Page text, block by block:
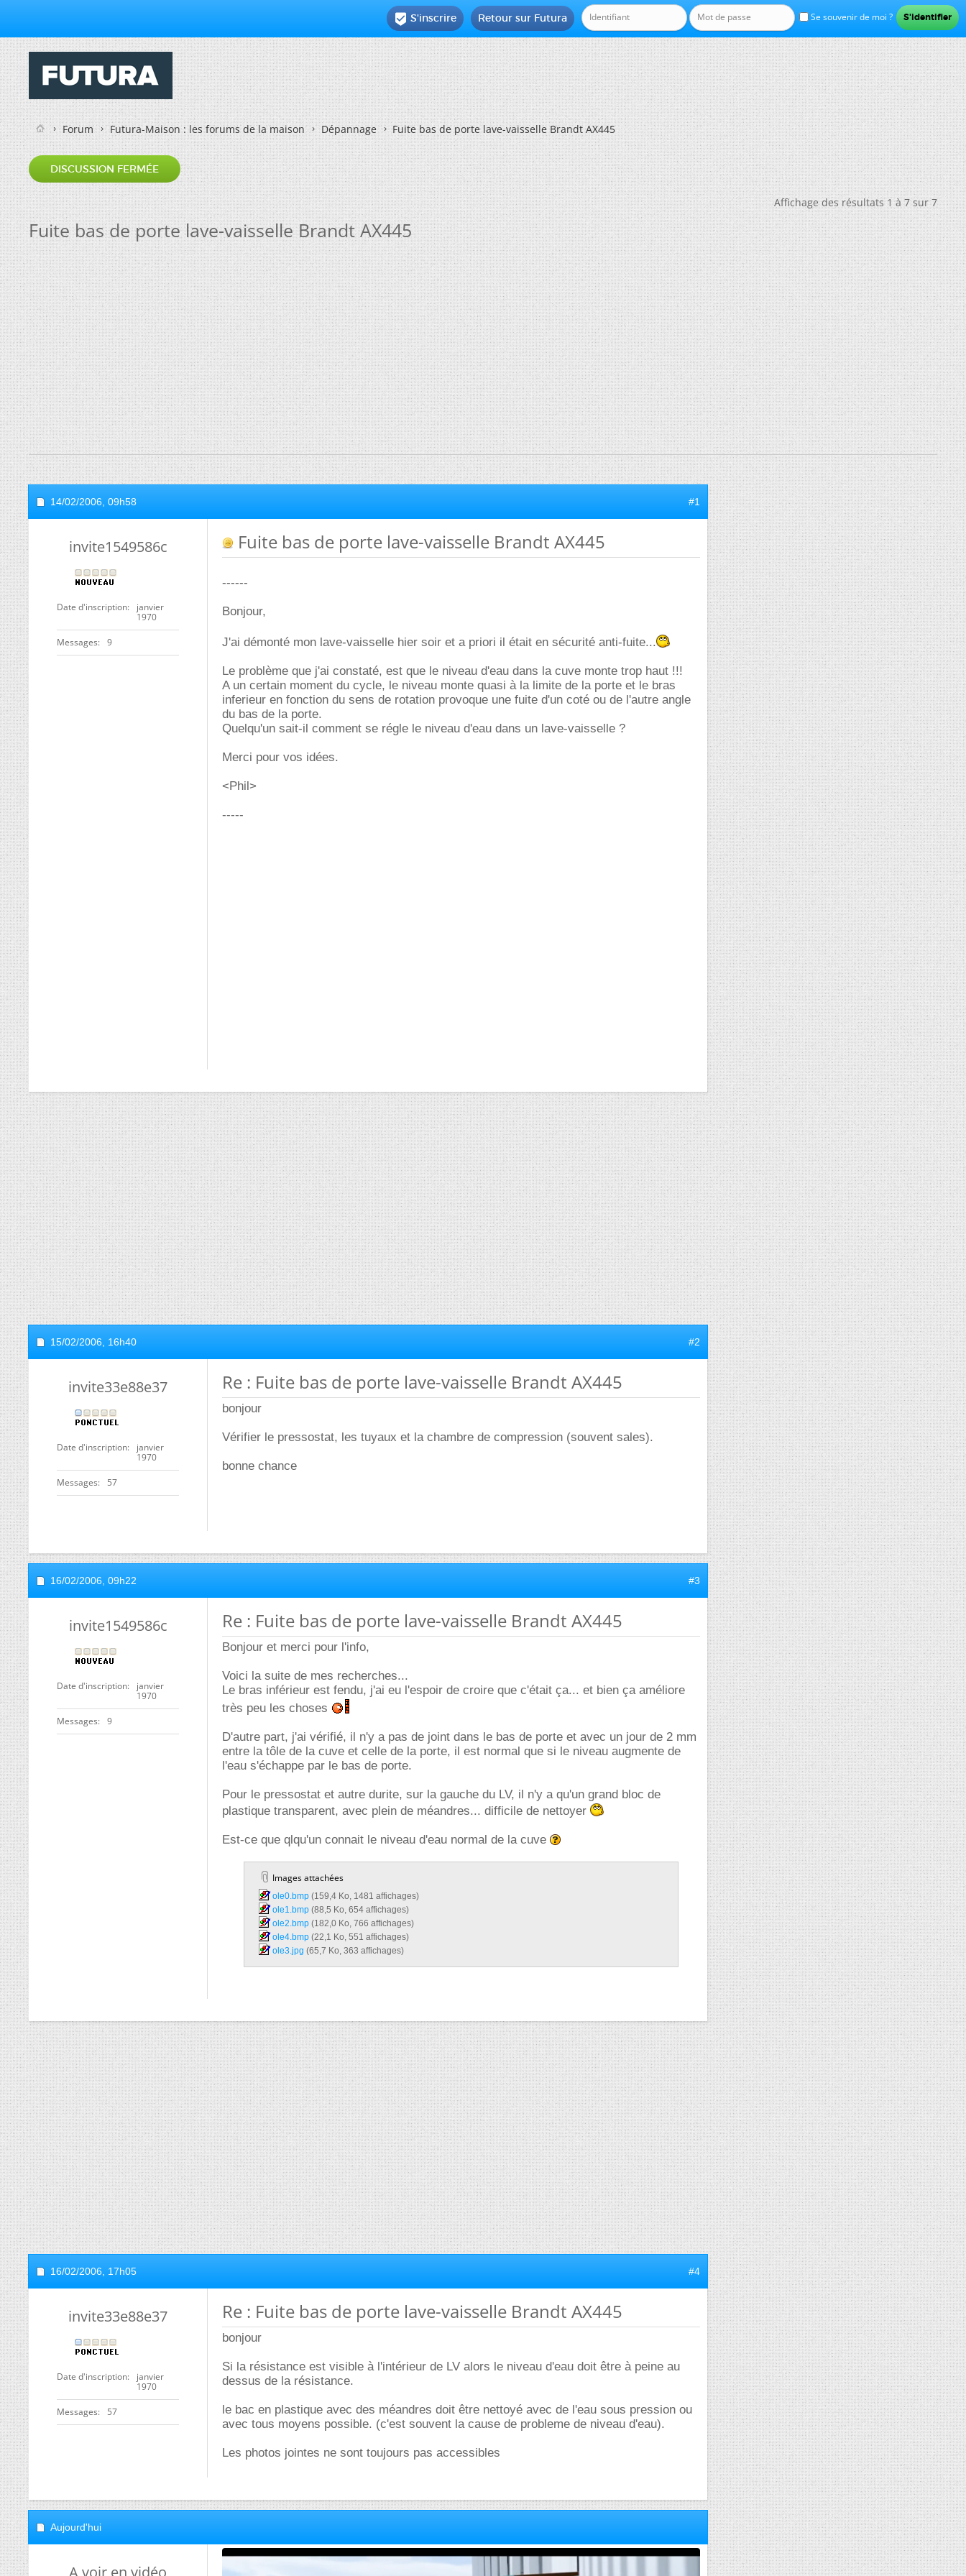
Se souvenir de moi ?
Retour sur Futura
 S'inscrire
Forum Futura-Maison : les forums de la maison Dépannage Fuite bas de porte lave-vaisselle Brandt AX445
DISCUSSION FERMÉE
Affichage des résultats 1 à 7 sur 7
Fuite bas de porte lave-vaisselle Brandt AX445
14/02/2006, 09h58 #1
invite1549586c
Date d'inscription
janvier
1970
Messages 9
Fuite bas de porte lave-vaisselle Brandt AX445
------
Bonjour,
J'ai démonté mon lave-vaisselle hier soir et a priori il était en sécurité anti-fuite...
Le problème que j'ai constaté, est que le niveau d'eau dans la cuve monte trop haut !!!
A un certain moment du cycle, le niveau monte quasi à la limite de la porte et le bras
inferieur en fonction du sens de rotation provoque une fuite d'un coté ou de l'autre angle
du bas de la porte.
Quelqu'un sait-il comment se régle le niveau d'eau dans un lave-vaisselle ?
Merci pour vos idées.
<Phil>
-----
15/02/2006, 16h40 #2
invite33e88e37
Date d'inscription
janvier
1970
Messages 57
Re : Fuite bas de porte lave-vaisselle Brandt AX445
bonjour
Vérifier le pressostat, les tuyaux et la chambre de compression (souvent sales).
bonne chance
16/02/2006, 09h22 #3
invite1549586c
Date d'inscription
janvier
1970
Messages 9
Re : Fuite bas de porte lave-vaisselle Brandt AX445
Bonjour et merci pour l'info,
Voici la suite de mes recherches...
Le bras inférieur est fendu, j'ai eu l'espoir de croire que c'était ça... et bien ça améliore
très peu les choses
D'autre part, j'ai vérifié, il n'y a pas de joint dans le bas de porte et avec un jour de 2 mm
entre la tôle de la cuve et celle de la porte, il est normal que si le niveau augmente de
l'eau s'échappe par le bas de porte.
Pour le pressostat et autre durite, sur la gauche du LV, il n'y a qu'un grand bloc de
plastique transparent, avec plein de méandres... difficile de nettoyer
Est-ce que qlqu'un connait le niveau d'eau normal de la cuve
Images attachées
ole0.bmp‎ (159,4 Ko, 1481 affichages)
ole1.bmp‎ (88,5 Ko, 654 affichages)
ole2.bmp‎ (182,0 Ko, 766 affichages)
ole4.bmp‎ (22,1 Ko, 551 affichages)
ole3.jpg‎ (65,7 Ko, 363 affichages)
16/02/2006, 17h05 #4
invite33e88e37
Date d'inscription
janvier
1970
Messages 57
Re : Fuite bas de porte lave-vaisselle Brandt AX445
bonjour
Si la résistance est visible à l'intérieur de LV alors le niveau d'eau doit être à peine au
dessus de la résistance.
le bac en plastique avec des méandres doit être nettoyé avec de l'eau sous pression ou
avec tous moyens possible. (c'est souvent la cause de probleme de niveau d'eau).
Les photos jointes ne sont toujours pas accessibles
Aujourd'hui
A voir en vidéo